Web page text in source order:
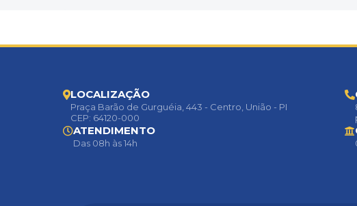
LOCALIZAÇÃO
Praça Barão de Gurguéia, 443 - Centro, União - PI
CEP: 64120-000
ATENDIMENTO
Das 08h às 14h